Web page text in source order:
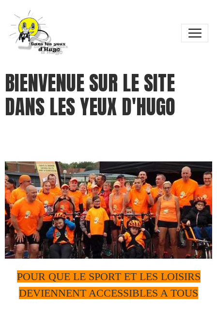
BIENVENUE SUR LE SITE
DANS LES YEUX D'HUGO
POUR QUE LE SPORT ET LES LOISIRS
DEVIENNENT ACCESSIBLES A TOUS